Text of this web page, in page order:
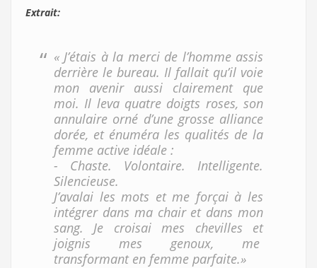
Extrait:
« J’étais à la merci de l’homme assis
derrière le bureau. Il fallait qu’il voie
mon avenir aussi clairement que
moi. Il leva quatre doigts roses, son
annulaire orné d’une grosse alliance
dorée, et énuméra les qualités de la
femme active idéale :
- Chaste. Volontaire. Intelligente.
Silencieuse.
J’avalai les mots et me forçai à les
intégrer dans ma chair et dans mon
sang. Je croisai mes chevilles et
joignis mes genoux, me
transformant en femme parfaite.»